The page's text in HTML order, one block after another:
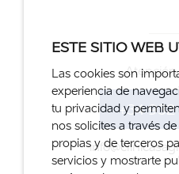
+34
ESTE SITIO WEB
Las cookies son
experiencia de
tu privacidad y
nos solicites a través
propias y de terceros
servicios y mostrarte